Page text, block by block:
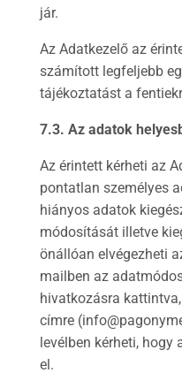
jár.
Az Adatkezelő az
számított legfeljebb
tájékoztatást a
7.3. Az adatok
Az érintett kérheti az
pontatlan személyes
hiányos adatok
módosítását illetve
önállóan elvégezheti
mailben az
hivatkozásra
címre
levélben kérheti, hogy
el.